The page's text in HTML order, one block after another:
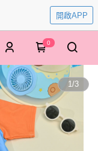
開啟APP
0
1/3